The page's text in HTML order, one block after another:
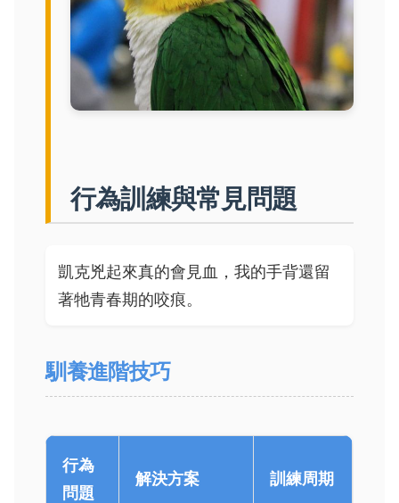
行為訓練與常見問題
凱克兇起來真的會見血，我的手背還留
著牠青春期的咬痕。
馴養進階技巧
行為
問題
解決方案 訓練周期